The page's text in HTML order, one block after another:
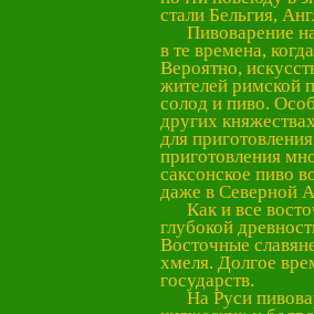
стали Бельгия,
Пивоварение на
в те времена,
Вероятно,
жителей римской
солод и пиво.
других
для
приготовления
саксонское пиво
даже в Северной
Как и все
глубокой
Восточные
хмеля. Долгое
государств.
На Руси